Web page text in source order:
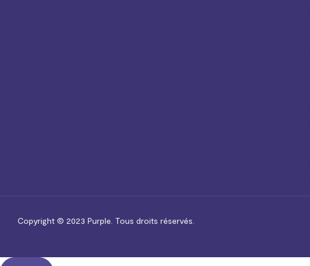
Copyright © 2023 Purple. Tous droits réservés.